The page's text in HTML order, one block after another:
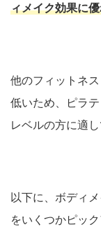
ィメイク効果に
他のフィットネ
低いため、ピラ
レベルの方に適し
以下に、ボディ
をいくつかピッ